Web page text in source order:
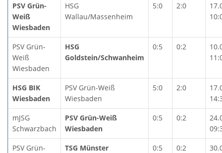
PSV Grün-
Weiß
Wiesbaden
HSG
Wallau/Massenheim
5:0 2:0
PSV Grün-
Weiß
Wiesbaden
HSG
Goldstein/Schwanheim
0:5 0:2
HSG BIK
Wiesbaden
PSV Grün-Weiß
Wiesbaden
5:0 2:0
mJSG
Schwarzbach
PSV Grün-Weiß
Wiesbaden
0:5 0:2
PSV Grün-
TSG Münster 0:5 0:2